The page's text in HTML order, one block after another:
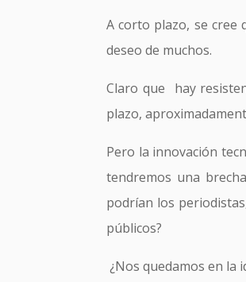
A corto plazo, se cree
deseo de muchos.
Claro que hay
plazo,
Pero la innovación
tendremos una
podrían los
públicos?
¿Nos quedamos en la